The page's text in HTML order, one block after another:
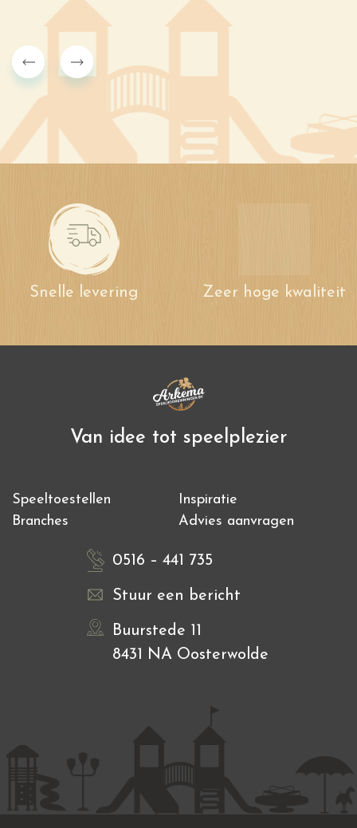
Snelle levering Zeer hoge kwaliteit
Van idee tot speelplezier
Speeltoestellen
Inspiratie
Branches
Advies aanvragen
0516 – 441 735
Stuur een bericht
Buurstede 11
8431 NA Oosterwolde